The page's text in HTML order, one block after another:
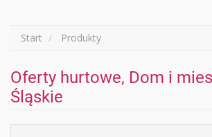
Start Produkty
Oferty hurtowe, Dom i
Śląskie